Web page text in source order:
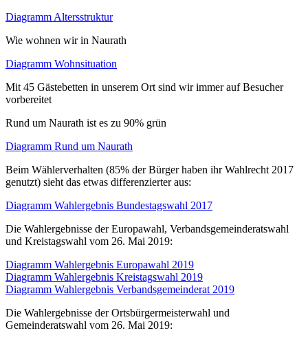
Diagramm Altersstruktur
Wie wohnen wir in Naurath
Diagramm Wohnsituation
Mit 45 Gästebetten in unserem Ort sind wir immer auf Besucher
vorbereitet
Rund um Naurath ist es zu 90% grün
Diagramm Rund um Naurath
Beim Wählerverhalten (85% der Bürger haben ihr Wahlrecht 2017
genutzt) sieht das etwas differenzierter aus:
Diagramm Wahlergebnis Bundestagswahl 2017
Die Wahlergebnisse der Europawahl, Verbandsgemeinderatswahl
und Kreistagswahl vom 26. Mai 2019:
Diagramm Wahlergebnis Europawahl 2019
Diagramm Wahlergebnis Kreistagswahl 2019
Diagramm Wahlergebnis Verbandsgemeinderat 2019
Die Wahlergebnisse der Ortsbürgermeisterwahl und
Gemeinderatswahl vom 26. Mai 2019: